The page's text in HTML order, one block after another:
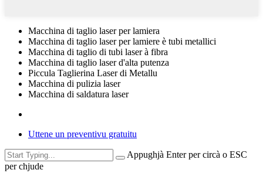
Macchina di taglio laser per lamiera
Macchina di taglio laser per lamiere è tubi metallici
Macchina di taglio di tubi laser à fibra
Macchina di taglio laser d'alta putenza
Piccula Taglierina Laser di Metallu
Macchina di pulizia laser
Macchina di saldatura laser
Uttene un preventivu gratuitu
Appughjà Enter per circà o ESC
per chjude